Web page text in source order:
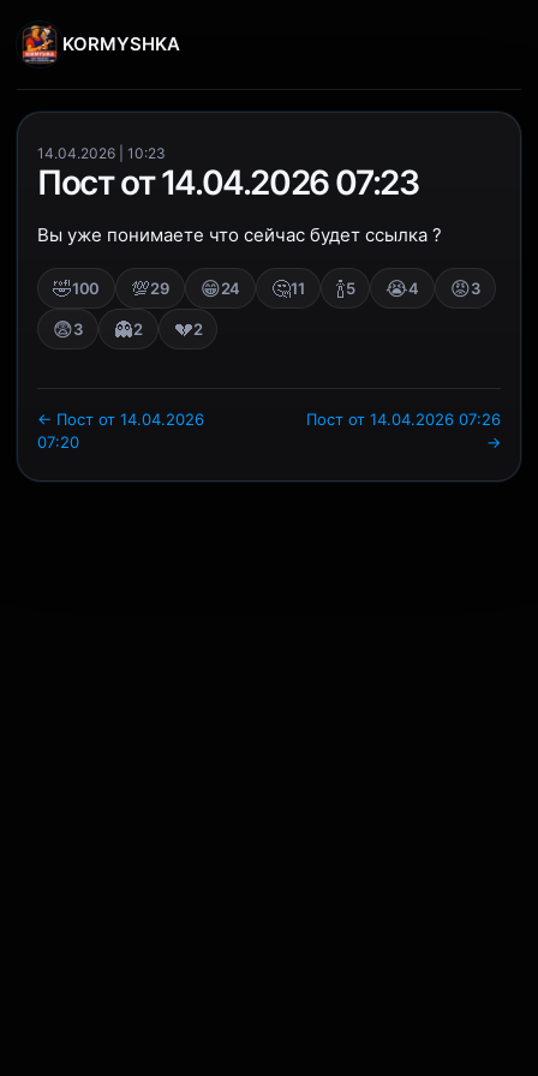
KORMYSHKA
14.04.2026 | 10:23
Пост от 14.04.2026 07:23
Вы уже понимаете что сейчас будет ссылка ?
🤣100 💯29 😁24 🤔11 🍾5 😭4 😡3
😨3 👻2 💔2
← Пост от 14.04.2026
07:20
Пост от 14.04.2026 07:26
→